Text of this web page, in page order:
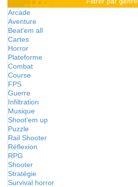
Arcade
Aventure
Beat'em all
Cartes
Horror
Plateforme
Combat
Course
FPS
Guerre
Infiltration
Musique
Shoot'em up
Puzzle
Rail Shooter
Réflexion
RPG
Shooter
Stratégie
Survival horror